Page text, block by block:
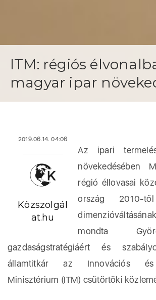
ITM: régiós
magyar ipar
2019.06.14. 04:06
Közszolgál
at.hu
Az ipari
növekedésében
régió éllovasai
ország 2010-
mondta
gazdaságstratégiáért és
államtitkár az Innovációs és
Minisztérium (ITM) csütörtöki